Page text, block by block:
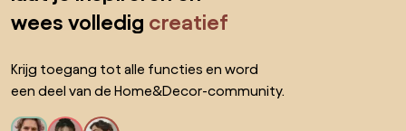
wees volledig creatief
Krijg toegang tot alle functies en word
een deel van de Home&Decor-community.